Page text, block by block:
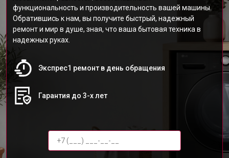
функциональность и производительность вашей машины.
Обратившись к нам, вы получите быстрый, надежный
ремонт и мир в душе, зная, что ваша бытовая техника в
надежных руках.
Экспрес1 ремонт в день обращения
Гарантия до 3-х лет